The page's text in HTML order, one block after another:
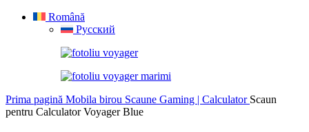
Română
Русский
Prima pagină Mobila birou Scaune Gaming | Calculator Scaun
pentru Calculator Voyager Blue